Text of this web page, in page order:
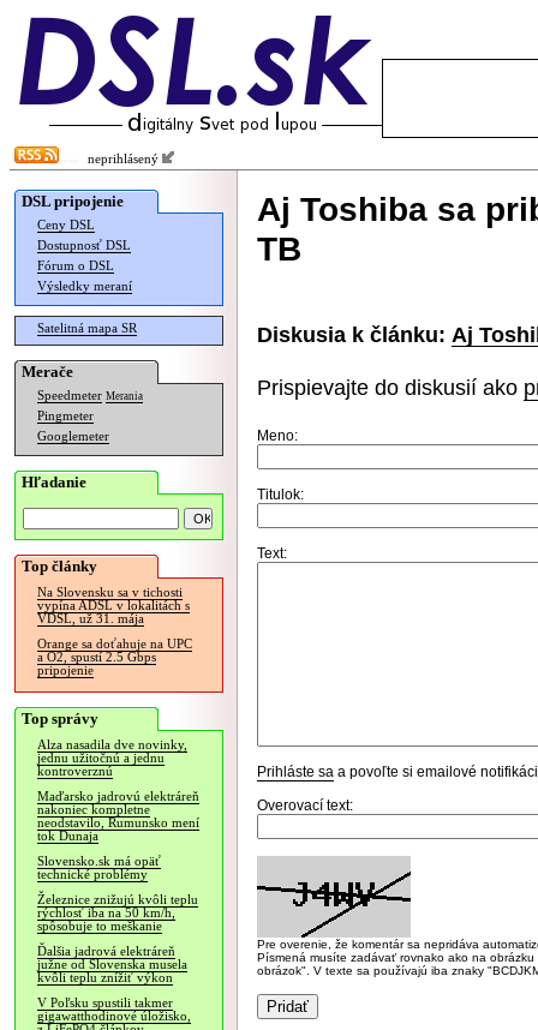
neprihlásený
DSL pripojenie
Ceny DSL
Dostupnosť DSL
Fórum o DSL
Výsledky meraní
Satelitná mapa SR
Merače
Speedmeter Merania
Pingmeter
Googlemeter
Hľadanie
Top články
Na Slovensku sa v tichosti
vypína ADSL v lokalitách s
VDSL, už 31. mája
Orange sa doťahuje na UPC
a O2, spustí 2.5 Gbps
pripojenie
Top správy
Alza nasadila dve novinky,
jednu užitočnú a jednu
kontroverznú
Maďarsko jadrovú elektráreň
nakoniec kompletne
neodstavilo, Rumunsko mení
tok Dunaja
Slovensko.sk má opäť
technické problémy
Železnice znižujú kvôli teplu
rýchlosť iba na 50 km/h,
spôsobuje to meškanie
Ďalšia jadrová elektráreň
južne od Slovenska musela
kvôli teplu znížiť výkon
V Poľsku spustili takmer
gigawatthodinové úložisko,
Aj Toshiba sa
TB
Diskusia k článku: Aj
Prispievajte do diskusií ako
Meno:
Titulok:
Text:
Prihláste sa a povoľte si emailové
Overovací text:
Pre overenie, že komentár sa nepridáva
Písmená musíte zadávať rovnako ako na
obrázok". V texte sa používajú iba znaky